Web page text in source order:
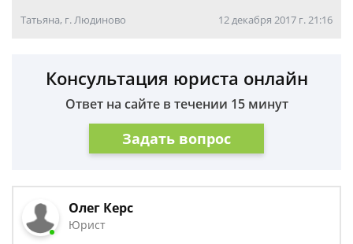
Татьяна, г. Людиново 12 декабря 2017 г. 21:16
Консультация юриста онлайн
Ответ на сайте в течении 15 минут
Задать вопрос
Олег Керс
Юрист